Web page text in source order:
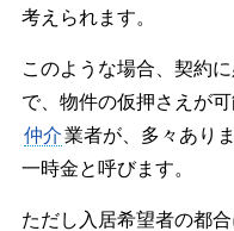
考えられます。
このような場合、契約
で、物件の仮押さえが
仲介業者が、多々あり
一時金と呼びます。
ただし入居希望者の都